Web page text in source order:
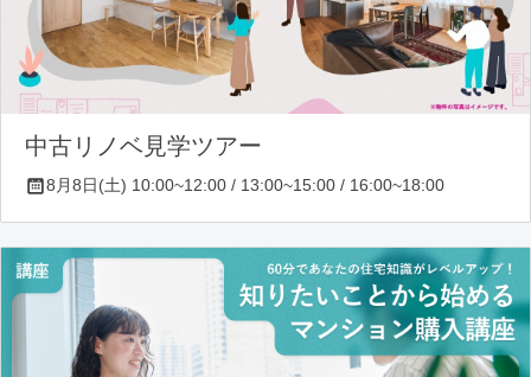
中古リノベ見学ツアー
8月8日(土) 10:00~12:00 / 13:00~15:00 / 16:00~18:00